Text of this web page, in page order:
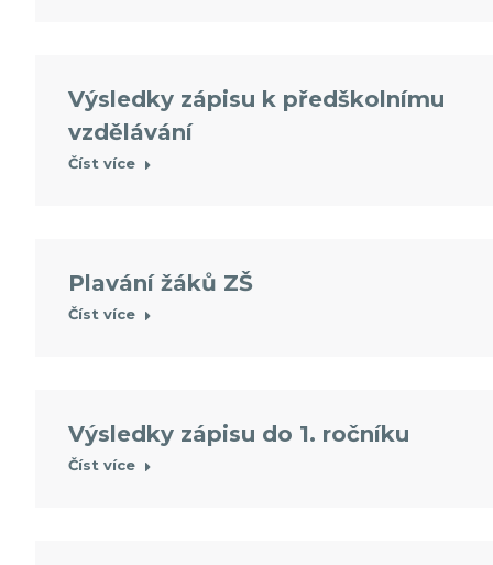
Výsledky zápisu k předškolnímu
vzdělávání
Číst více
Plavání žáků ZŠ
Číst více
Výsledky zápisu do 1. ročníku
Číst více